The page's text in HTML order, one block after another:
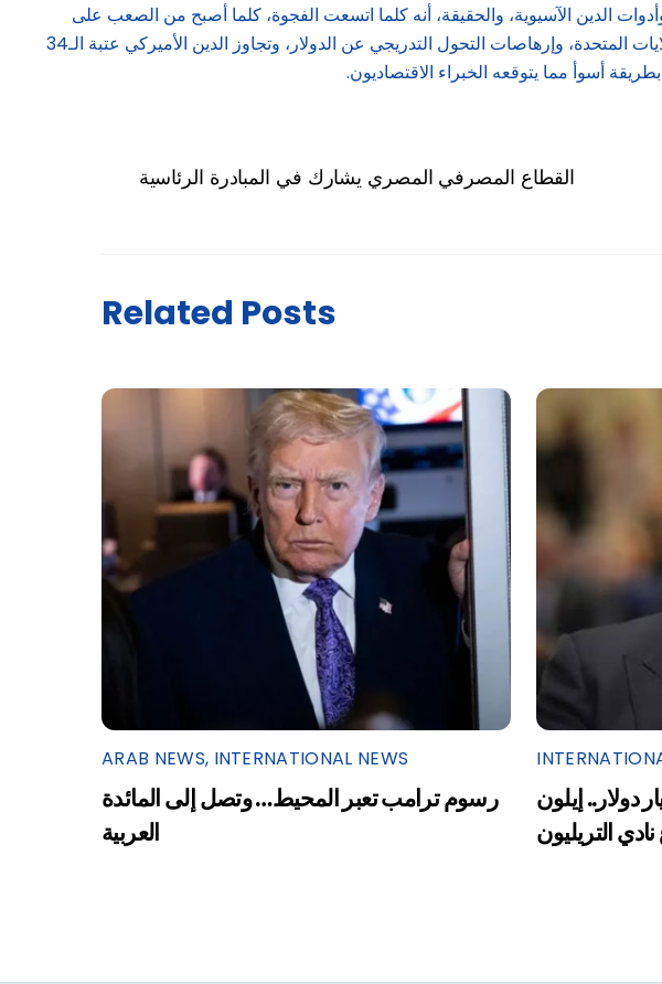
الدين الآسيوية، والحقيقة، أنه كلما اتسعت الفجوة، كلما أصبح من الصعب على
البنوك المركزية الآسيوية أن تحافظ على هدوء الأسواق المحلية، ومع تفاقم مخاطر الاستقطاب السياسي في الولايات المتحدة، وإرهاصات التحول التدريجي عن الدولار، وتجاوز الدين الأميركي عتبة الـ34
أسوأ مما يتوقعه الخبراء الاقتصاديون.
القطاع المصرفي المصري يشارك في المبادرة الرئاسية
Related Posts
ARAB NEWS, INTERNATIONAL NEWS
رسوم ترامب تعبر المحيط… وتصل إلى المائدة
العربية
أكثر من 600 مليار دولار.. إيلون
التريليون